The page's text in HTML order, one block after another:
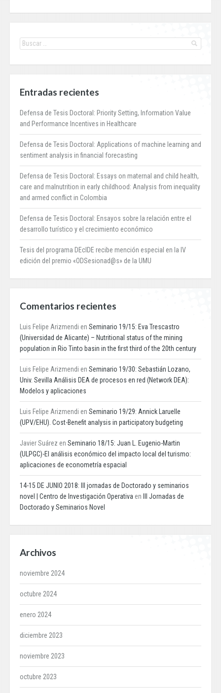
Entradas recientes
Defensa de Tesis Doctoral: Priority Setting, Information Value
and Performance Incentives in Healthcare
Defensa de Tesis Doctoral: Applications of machine learning and
sentiment analysis in financial forecasting
Defensa de Tesis Doctoral: Essays on maternal and child health,
care and malnutrition in early childhood: Analysis from inequality
and armed conflict in Colombia
Defensa de Tesis Doctoral: Ensayos sobre la relación entre el
desarrollo turístico y el crecimiento económico
Tesis del programa DEcIDE recibe mención especial en la IV
edición del premio «ODSesionad@s» de la UMU
Comentarios recientes
Luis Felipe Arizmendi en Seminario 19/15: Eva Trescastro
(Universidad de Alicante) – Nutritional status of the mining
population in Rio Tinto basin in the first third of the 20th century
Luis Felipe Arizmendi en Seminario 19/30: Sebastián Lozano,
Univ. Sevilla Análisis DEA de procesos en red (Network DEA):
Modelos y aplicaciones
Luis Felipe Arizmendi en Seminario 19/29: Annick Laruelle
(UPV/EHU). Cost-Benefit analysis in participatory budgeting
Javier Suárez en Seminario 18/15: Juan L. Eugenio-Martin
(ULPGC)-El análisis económico del impacto local del turismo:
aplicaciones de econometría espacial
14-15 DE JUNIO 2018: III jornadas de Doctorado y seminarios
novel | Centro de Investigación Operativa en
III Jornadas de
Doctorado y Seminarios Novel
Archivos
noviembre 2024
octubre 2024
enero 2024
diciembre 2023
noviembre 2023
octubre 2023